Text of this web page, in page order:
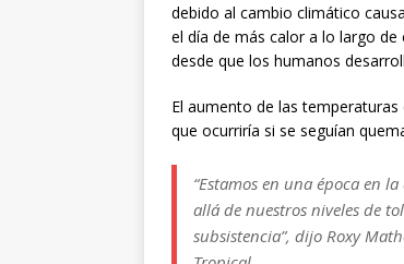
debido al cambio climático
el día de más calor a lo largo
desde que los humanos
El aumento de las
que ocurriría si se seguían
“Estamos en una época en
allá de nuestros niveles de
subsistencia”, dijo Roxy